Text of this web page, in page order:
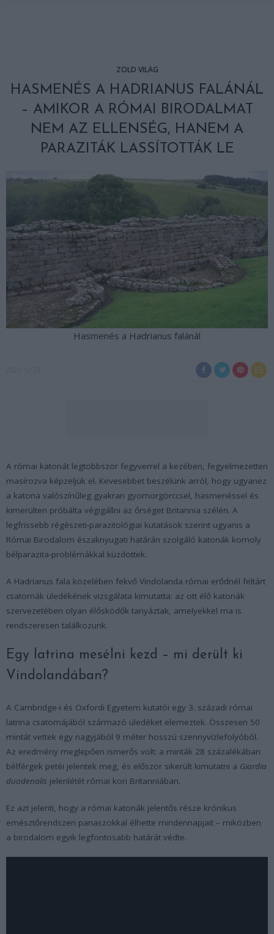
ZÖLD VILÁG
HASMENÉS A HADRIANUS FALÁNÁL
– AMIKOR A RÓMAI BIRODALMAT
NEM AZ ELLENSÉG, HANEM A
PARAZITÁK LASSÍTOTTÁK LE
Hasmenés a Hadrianus falánál
A római katonát legtöbbször fegyverrel a kezében, fegyelmezetten
masírozva képzeljük el. Kevesebbet beszélünk arról, hogy ugyanez
a katona valószínűleg gyakran gyomorgörccsel, hasmenéssel és
kimerülten próbálta végigállni az őrséget Britannia szélén. A
legfrissebb régészeti-parazitológiai kutatások szerint ugyanis a
Római Birodalom északnyugati határán szolgáló katonák komoly
bélparazita-problémákkal küzdöttek.
A Hadrianus fala közelében fekvő Vindolanda római erődnél feltárt
csatornák üledékének vizsgálata kimutatta: az ott élő katonák
szervezetében olyan élősködők tanyáztak, amelyekkel ma is
rendszeresen találkozunk.
Egy latrina mesélni kezd – mi derült ki
Vindolandában?
A Cambridge-i és Oxfordi Egyetem kutatói egy 3. századi római
latrina csatornájából származó üledéket elemeztek. Összesen 50
mintát vettek egy nagyjából 9 méter hosszú szennyvízlefolyóból.
Az eredmény meglepően ismerős volt: a minták 28 százalékában
bélférgek petéi jelentek meg, és először sikerült kimutatni a Giardia
duodenalis jelenlétét római kori Britanniában.
Ez azt jelenti, hogy a római katonák jelentős része krónikus
emésztőrendszeri panaszokkal élhette mindennapjait – miközben
a birodalom egyik legfontosabb határát védte.